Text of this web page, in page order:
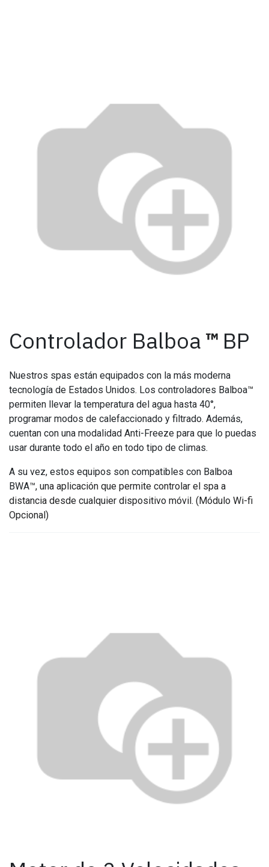
Controlador Balboa™ BP
Nuestros spas están equipados con la más moderna
tecnología de Estados Unidos. Los controladores Balboa™
permiten llevar la temperatura del agua hasta 40°,
programar modos de calefaccionado y filtrado. Además,
cuentan con una modalidad Anti-Freeze para que lo puedas
usar durante todo el año en todo tipo de climas.
A su vez, estos equipos son compatibles con Balboa
BWA™, una aplicación que permite controlar el spa a
distancia desde cualquier dispositivo móvil. (Módulo Wi-fi
Opcional)